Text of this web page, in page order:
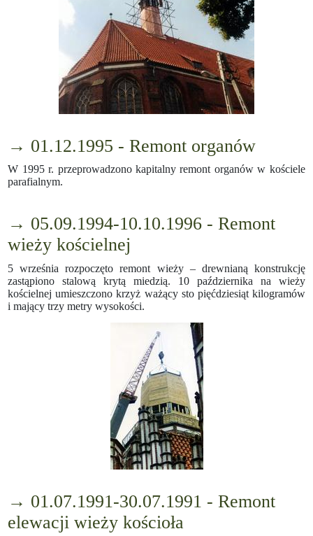
→ 01.12.1995 - Remont organów
W 1995 r. przeprowadzono kapitalny remont organów w kościele
parafialnym.
→ 05.09.1994-10.10.1996 - Remont
wieży kościelnej
5 września rozpoczęto remont wieży – drewnianą konstrukcję
zastąpiono stalową krytą miedzią. 10 października na wieży
kościelnej umieszczono krzyż ważący sto pięćdziesiąt kilogramów
i mający trzy metry wysokości.
→ 01.07.1991-30.07.1991 - Remont
elewacji wieży kościoła